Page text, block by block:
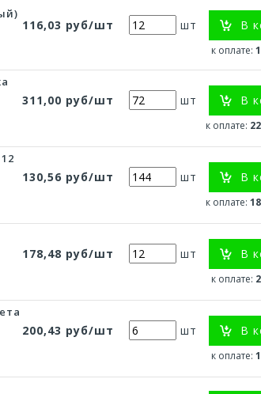
116,03 руб/шт шт В
к оплате:
311,00 руб/шт шт В
к оплате:
130,56 руб/шт шт В
к оплате:
178,48 руб/шт шт В
к оплате:
200,43 руб/шт шт В
к оплате: